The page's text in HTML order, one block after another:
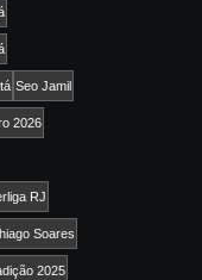
Seo Jamil
2026
RJ
Soares
2025